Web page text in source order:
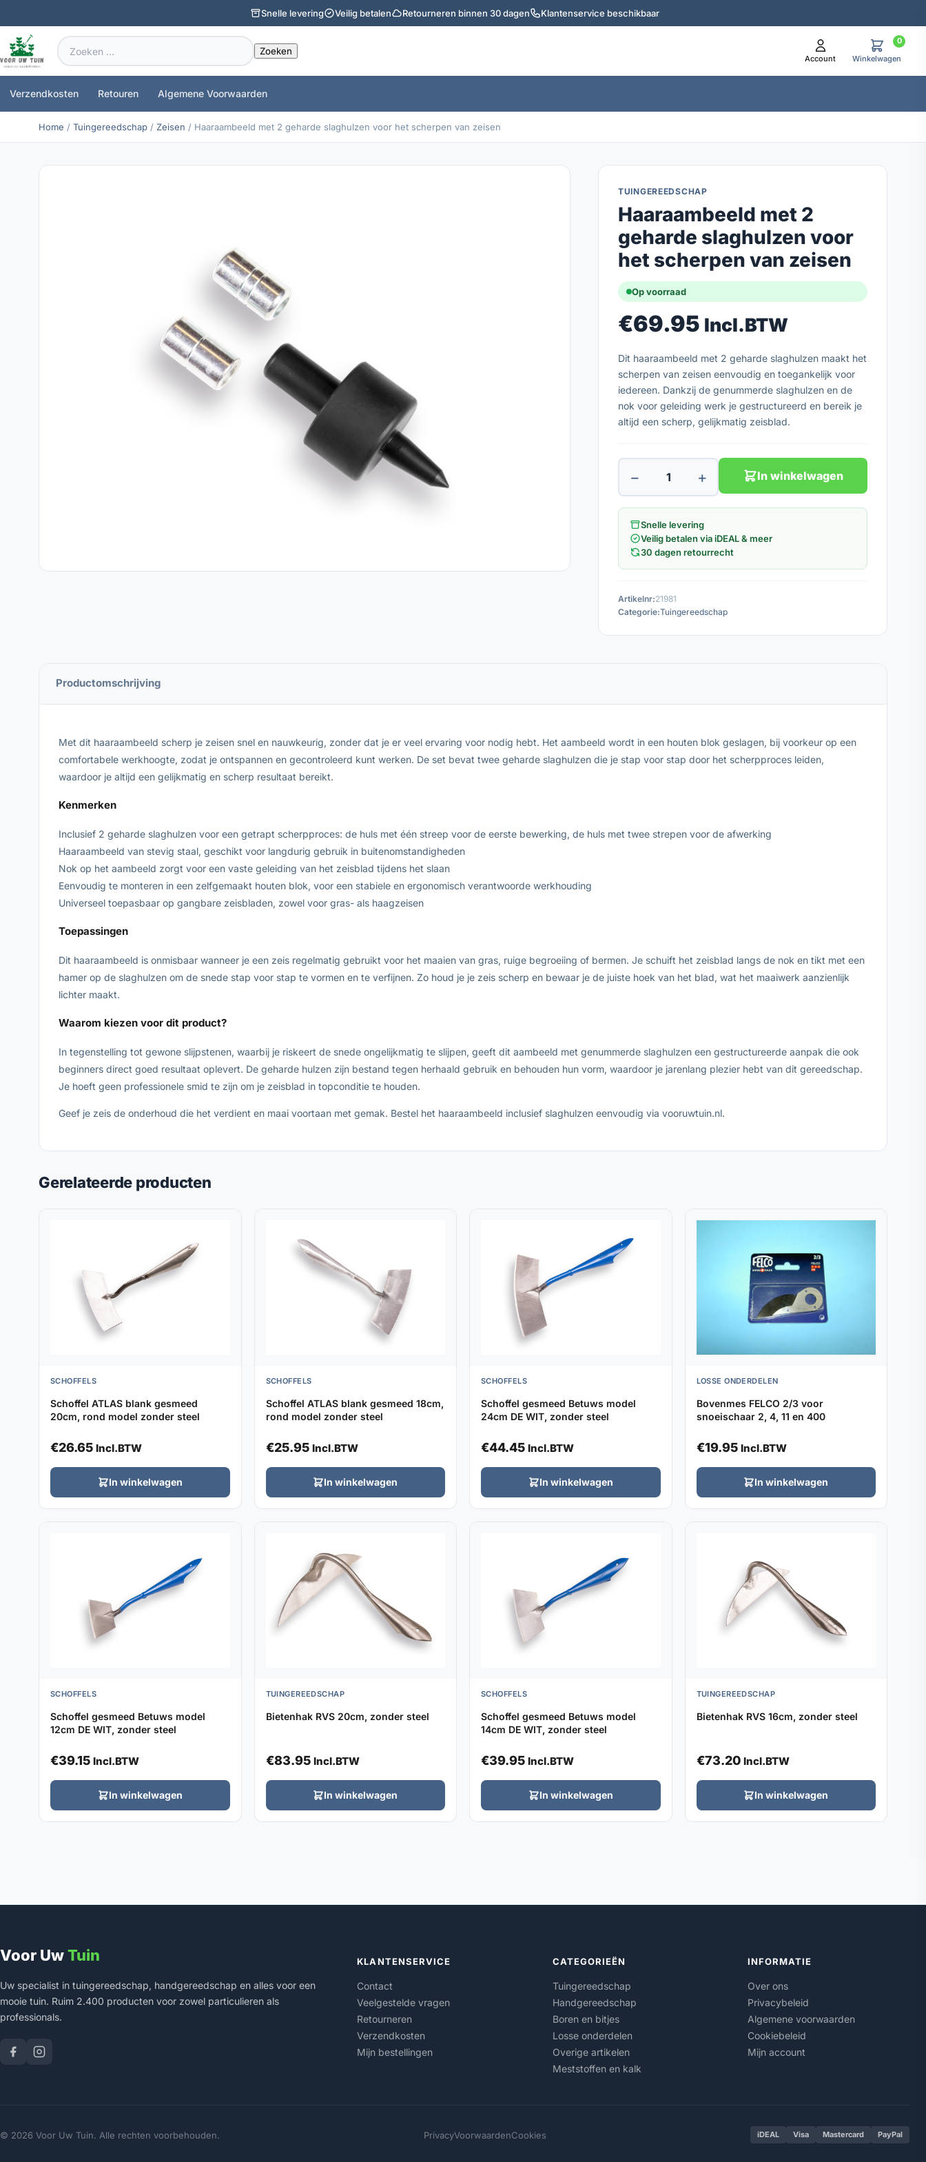
Snelle levering Veilig betalen Retourneren binnen 30 dagen Klantenservice beschikbaar
Zoeken
naar:
Account
0
Winkelwagen
Verzendkosten Retouren Algemene Voorwaarden
Home / Tuingereedschap / Zeisen / Haaraambeeld met 2 geharde slaghulzen voor het scherpen van zeisen
TUINGEREEDSCHAP
Haaraambeeld met 2
geharde slaghulzen voor
het scherpen van zeisen
Op voorraad
€69.95 Incl.BTW
Dit haaraambeeld met 2 geharde slaghulzen maakt het
scherpen van zeisen eenvoudig en toegankelijk voor
iedereen. Dankzij de genummerde slaghulzen en de
nok voor geleiding werk je gestructureerd en bereik je
altijd een scherp, gelijkmatig zeisblad.
− + In winkelwagen
Snelle levering
Veilig betalen via iDEAL & meer
30 dagen retourrecht
Artikelnr:21981
Categorie:Tuingereedschap
Productomschrijving
Met dit haaraambeeld scherp je zeisen snel en nauwkeurig, zonder dat je er veel ervaring voor nodig hebt. Het aambeeld wordt in een houten blok geslagen, bij voorkeur op een
comfortabele werkhoogte, zodat je ontspannen en gecontroleerd kunt werken. De set bevat twee geharde slaghulzen die je stap voor stap door het scherpproces leiden,
waardoor je altijd een gelijkmatig en scherp resultaat bereikt.
Kenmerken
Inclusief 2 geharde slaghulzen voor een getrapt scherpproces: de huls met één streep voor de eerste bewerking, de huls met twee strepen voor de afwerking
Haaraambeeld van stevig staal, geschikt voor langdurig gebruik in buitenomstandigheden
Nok op het aambeeld zorgt voor een vaste geleiding van het zeisblad tijdens het slaan
Eenvoudig te monteren in een zelfgemaakt houten blok, voor een stabiele en ergonomisch verantwoorde werkhouding
Universeel toepasbaar op gangbare zeisbladen, zowel voor gras- als haagzeisen
Toepassingen
Dit haaraambeeld is onmisbaar wanneer je een zeis regelmatig gebruikt voor het maaien van gras, ruige begroeiing of bermen. Je schuift het zeisblad langs de nok en tikt met een
hamer op de slaghulzen om de snede stap voor stap te vormen en te verfijnen. Zo houd je je zeis scherp en bewaar je de juiste hoek van het blad, wat het maaiwerk aanzienlijk
lichter maakt.
Waarom kiezen voor dit product?
In tegenstelling tot gewone slijpstenen, waarbij je riskeert de snede ongelijkmatig te slijpen, geeft dit aambeeld met genummerde slaghulzen een gestructureerde aanpak die ook
beginners direct goed resultaat oplevert. De geharde hulzen zijn bestand tegen herhaald gebruik en behouden hun vorm, waardoor je jarenlang plezier hebt van dit gereedschap.
Je hoeft geen professionele smid te zijn om je zeisblad in topconditie te houden.
Geef je zeis de onderhoud die het verdient en maai voortaan met gemak. Bestel het haaraambeeld inclusief slaghulzen eenvoudig via vooruwtuin.nl.
Gerelateerde producten
SCHOFFELS
Schoffel ATLAS blank gesmeed
20cm, rond model zonder steel
€26.65 Incl.BTW
In winkelwagen
SCHOFFELS
Schoffel ATLAS blank gesmeed 18cm,
rond model zonder steel
€25.95 Incl.BTW
In winkelwagen
SCHOFFELS
Schoffel gesmeed Betuws model
24cm DE WIT, zonder steel
€44.45 Incl.BTW
In winkelwagen
LOSSE ONDERDELEN
Bovenmes FELCO 2/3 voor
snoeischaar 2, 4, 11 en 400
€19.95 Incl.BTW
In winkelwagen
SCHOFFELS
Schoffel gesmeed Betuws model
12cm DE WIT, zonder steel
€39.15 Incl.BTW
In winkelwagen
TUINGEREEDSCHAP
Bietenhak RVS 20cm, zonder steel
€83.95 Incl.BTW
In winkelwagen
SCHOFFELS
Schoffel gesmeed Betuws model
14cm DE WIT, zonder steel
€39.95 Incl.BTW
In winkelwagen
TUINGEREEDSCHAP
Bietenhak RVS 16cm, zonder steel
€73.20 Incl.BTW
In winkelwagen
Voor UwTuin
Uw specialist in tuingereedschap, handgereedschap en alles voor een
mooie tuin. Ruim 2.400 producten voor zowel particulieren als
professionals.
KLANTENSERVICE
Contact
Veelgestelde vragen
Retourneren
Verzendkosten
Mijn bestellingen
CATEGORIEËN
Tuingereedschap
Handgereedschap
Boren en bitjes
Losse onderdelen
Overige artikelen
Meststoffen en kalk
INFORMATIE
Over ons
Privacybeleid
Algemene voorwaarden
Cookiebeleid
Mijn account
© 2026 Voor Uw Tuin. Alle rechten voorbehouden. PrivacyVoorwaardenCookies iDEAL Visa Mastercard PayPal